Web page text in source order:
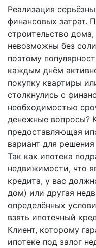
Реализация
финансовых затрат.
строительство
невозможны без
поэтому
каждым днём
покупку квартиры
столкнулись с
необходимостью
денежные вопросы?
предоставляющая
вариант для
Так как ипотека
недвижимости, что
кредита, у вас
дом) или другая
определённых
взять ипотечный
Клиент, которому
ипотеке под залог